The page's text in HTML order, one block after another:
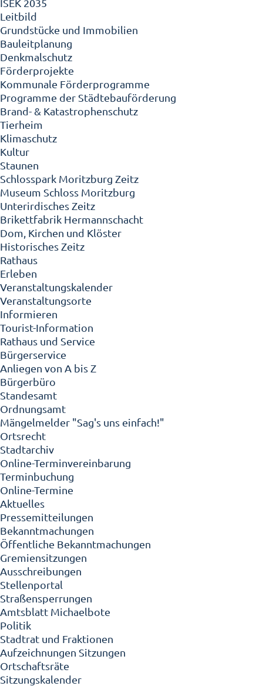
ISEK 2035
Leitbild
Grundstücke und Immobilien
Bauleitplanung
Denkmalschutz
Förderprojekte
Kommunale Förderprogramme
Programme der Städtebauförderung
Brand- & Katastrophenschutz
Tierheim
Klimaschutz
Kultur
Staunen
Schlosspark Moritzburg Zeitz
Museum Schloss Moritzburg
Unterirdisches Zeitz
Brikettfabrik Hermannschacht
Dom, Kirchen und Klöster
Historisches Zeitz
Rathaus
Erleben
Veranstaltungskalender
Veranstaltungsorte
Informieren
Tourist-Information
Rathaus und Service
Bürgerservice
Anliegen von A bis Z
Bürgerbüro
Standesamt
Ordnungsamt
Mängelmelder "Sag's uns einfach!"
Ortsrecht
Stadtarchiv
Online-Terminvereinbarung
Terminbuchung
Online-Termine
Aktuelles
Pressemitteilungen
Bekanntmachungen
Öffentliche Bekanntmachungen
Gremiensitzungen
Ausschreibungen
Stellenportal
Straßensperrungen
Amtsblatt Michaelbote
Politik
Stadtrat und Fraktionen
Aufzeichnungen Sitzungen
Ortschaftsräte
Sitzungskalender